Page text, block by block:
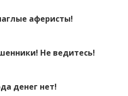
аферисты!
Не ведитесь!
денег нет!